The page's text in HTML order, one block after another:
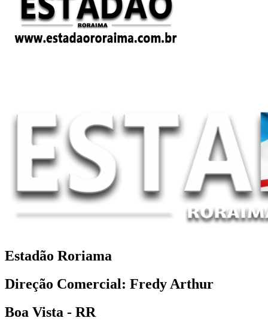
Direção Comercial: Fredy Arthur
Boa Vista - RR
Facebook-f Icon-instagram-1